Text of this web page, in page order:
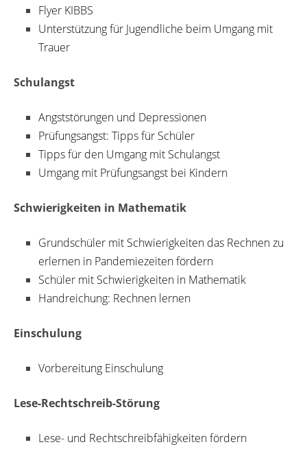
Flyer KIBBS
Unterstützung für Jugendliche beim Umgang mit
Trauer
Schulangst
Angststörungen und Depressionen
Prüfungsangst: Tipps für Schüler
Tipps für den Umgang mit Schulangst
Umgang mit Prüfungsangst bei Kindern
Schwierigkeiten in Mathematik
Grundschüler mit Schwierigkeiten das Rechnen zu
erlernen in Pandemiezeiten fördern
Schüler mit Schwierigkeiten in Mathematik
Handreichung: Rechnen lernen
Einschulung
Vorbereitung Einschulung
Lese-Rechtschreib-Störung
Lese- und Rechtschreibfähigkeiten fördern